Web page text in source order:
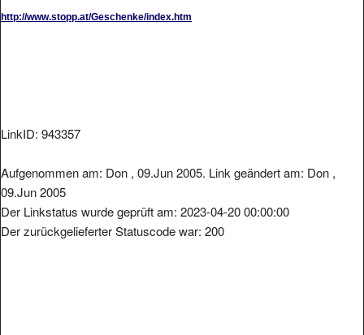
http://www.stopp.at/Geschenke/index.htm
LinkID: 943357
Aufgenommen am: Don , 09.Jun 2005. Link geändert am: Don ,
09.Jun 2005
Der Linkstatus wurde geprüft am: 2023-04-20 00:00:00
Der zurückgelieferter Statuscode war: 200